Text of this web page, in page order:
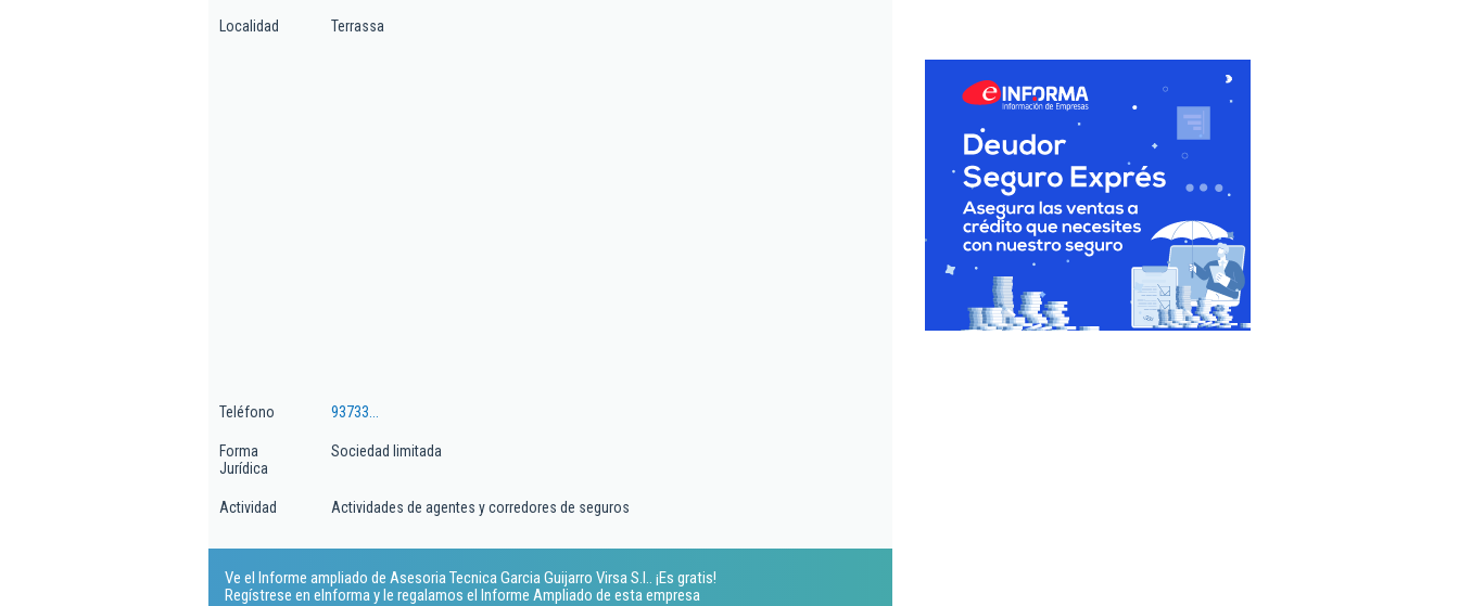
Localidad Terrassa
Teléfono 93733...
Forma
Jurídica
Sociedad limitada
Actividad Actividades de agentes y corredores de seguros
Ve el Informe ampliado de Asesoria Tecnica Garcia Guijarro Virsa S.l.. ¡Es gratis!
Regístrese en eInforma y le regalamos el Informe Ampliado de esta empresa